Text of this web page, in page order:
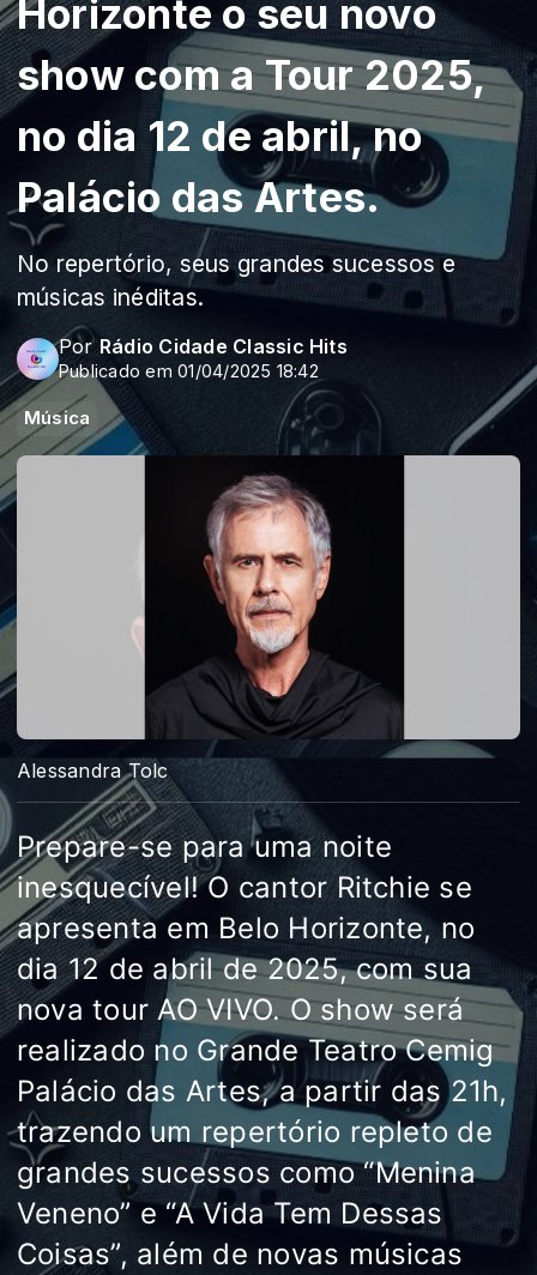
Horizonte o seu novo
show com a Tour 2025,
no dia 12 de abril, no
Palácio das Artes.
No repertório, seus grandes sucessos e
músicas inéditas.
PorRádio Cidade Classic Hits
Publicado em 01/04/2025 18:42
Música
Alessandra Tolc
Prepare-se para uma noite
inesquecível! O cantor Ritchie se
apresenta em Belo Horizonte, no
dia 12 de abril de 2025, com sua
nova tour AO VIVO. O show será
realizado no Grande Teatro Cemig
Palácio das Artes, a partir das 21h,
trazendo um repertório repleto de
grandes sucessos como “Menina
Veneno” e “A Vida Tem Dessas
Coisas”, além de novas músicas